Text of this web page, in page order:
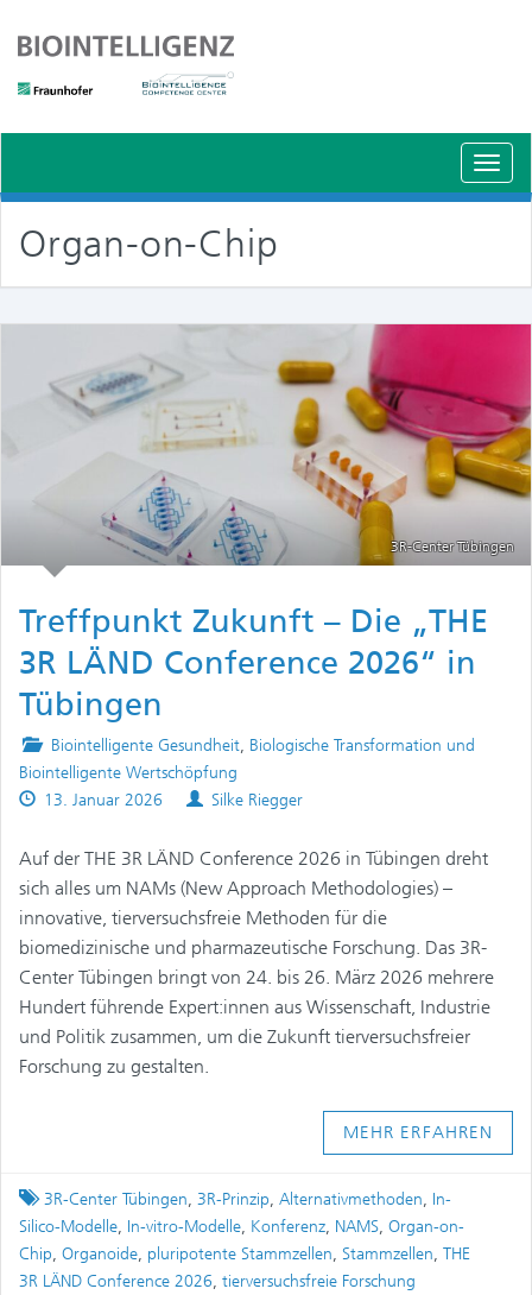
Organ-on-Chip
3R-Center Tübingen
Treffpunkt Zukunft – Die „THE
3R LÄND Conference 2026“ in
Tübingen
Posted
in
Biointelligente Gesundheit, Biologische Transformation und
Biointelligente Wertschöpfung
Published
13. Januar 2026 Authors
Silke Riegger
Auf der THE 3R LÄND Conference 2026 in Tübingen dreht
sich alles um NAMs (New Approach Methodologies) –
innovative, tierversuchsfreie Methoden für die
biomedizinische und pharmazeutische Forschung. Das 3R-
Center Tübingen bringt von 24. bis 26. März 2026 mehrere
Hundert führende Expert:innen aus Wissenschaft, Industrie
und Politik zusammen, um die Zukunft tierversuchsfreier
Forschung zu gestalten.
MEHR ERFAHREN
Tagged
3R-Center Tübingen, 3R-Prinzip, Alternativmethoden, In-
Silico-Modelle, In-vitro-Modelle, Konferenz, NAMS, Organ-on-
Chip, Organoide, pluripotente Stammzellen, Stammzellen, THE
3R LÄND Conference 2026, tierversuchsfreie Forschung